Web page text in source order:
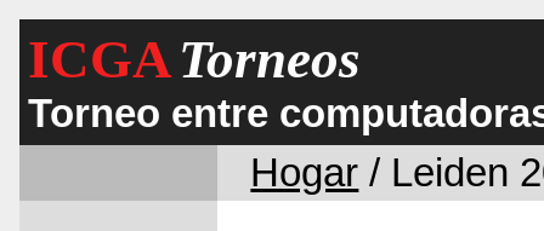
ICGATorneos
Torneo entre
Hogar / Leiden